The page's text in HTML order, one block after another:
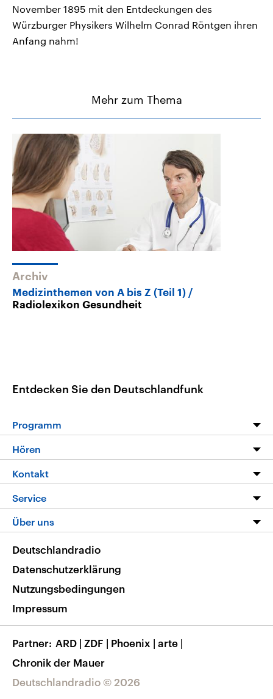
November 1895 mit den Entdeckungen des
Würzburger Physikers Wilhelm Conrad Röntgen ihren
Anfang nahm!
Mehr zum Thema
Archiv
Medizinthemen von A bis Z (Teil 1)
Radiolexikon Gesundheit
Entdecken Sie den Deutschlandfunk
Programm
Die Nachrichten
Nachrichtenleicht
Neue Beiträge auf dlf.de
Hören
Livestream
Podcasts
Deutschlandfunk App
Nachrichten App
Frequenzen
Kontakt
Service
FAQ
Veranstaltungen
Musikliste
RSS
Über uns
Barrierefreiheit
Deutschlandradio © 2026
Deutschlandradio
Datenschutzerklärung
Nutzungsbedingungen
Impressum
Partner ARD | ZDF | Phoenix | arte |
Chronik der Mauer